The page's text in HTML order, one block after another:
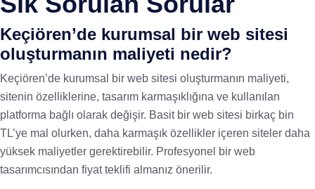
Keçiören’de kurumsal bir web sitesi
oluşturmanın maliyeti nedir?
Keçiören’de kurumsal bir web sitesi oluşturmanın maliyeti,
sitenin özelliklerine, tasarım karmaşıklığına ve kullanılan
platforma bağlı olarak değişir. Basit bir web sitesi birkaç bin
TL’ye mal olurken, daha karmaşık özellikler içeren siteler daha
yüksek maliyetler gerektirebilir. Profesyonel bir web
tasarımcısından fiyat teklifi almanız önerilir.